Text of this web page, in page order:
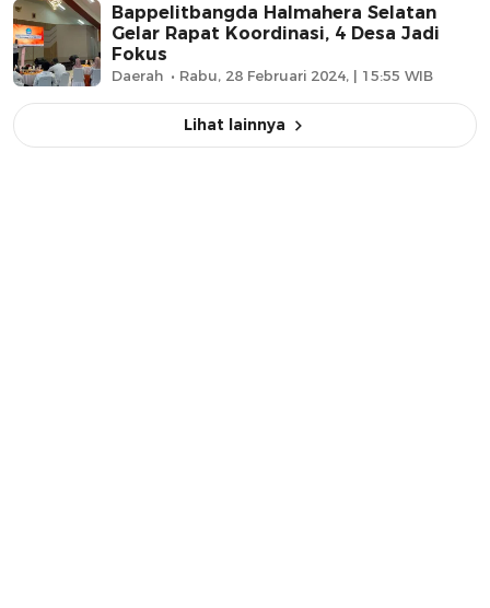
Bappelitbangda Halmahera Selatan
Gelar Rapat Koordinasi, 4 Desa Jadi
Fokus
Daerah Rabu, 28 Februari 2024, | 15:55 WIB
Lihat lainnya